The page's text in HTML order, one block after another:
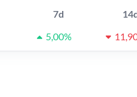
7d
5,00%